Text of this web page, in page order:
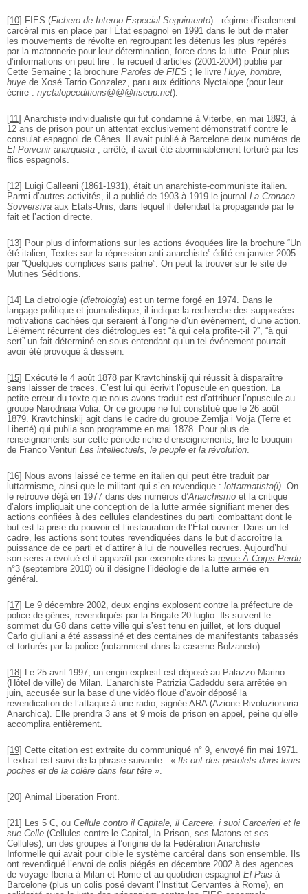
[10] FIES (Fichero de Interno Especial Seguimento) : régime d’isolement
carcéral mis en place par l’État espagnol en 1991 dans le but de mater
les mouvements de révolte en regroupant les détenus les plus repérés
par la matonnerie pour leur détermination, force dans la lutte. Pour plus
d’informations on peut lire : le recueil d’articles (2001-2004) publié par
Cette Semaine ; la brochure Paroles de FIES ; le livre Huye, hombre,
huye de Xosé Tarrio Gonzalez, paru aux éditions Nyctalope (pour leur
écrire : nyctalopeeditions@@@riseup.net).
[11] Anarchiste individualiste qui fut condamné à Viterbe, en mai 1893, à
12 ans de prison pour un attentat exclusivement démonstratif contre le
consulat espagnol de Gênes. Il avait publié à Barcelone deux numéros de
El Porvenir anarquista ; arrêté, il avait été abominablement torturé par les
flics espagnols.
[12] Luigi Galleani (1861-1931), était un anarchiste-communiste italien.
Parmi d’autres activités, il a publié de 1903 à 1919 le journal La Cronaca
Sovversiva aux Etats-Unis, dans lequel il défendait la propagande par le
fait et l’action directe.
[13] Pour plus d’informations sur les actions évoquées lire la brochure “Un
été italien, Textes sur la répression anti-anarchiste” édité en janvier 2005
par “Quelques complices sans patrie”. On peut la trouver sur le site de
Mutines Séditions.
[14] La dietrologie (dietrologia) est un terme forgé en 1974. Dans le
langage politique et journalistique, il indique la recherche des supposées
motivations cachées qui seraient à l’origine d’un événement, d’une action.
L’élément récurrent des diétrologues est “à qui cela profite-t-il ?”, “à qui
sert” un fait déterminé en sous-entendant qu’un tel événement pourrait
avoir été provoqué à dessein.
[15] Exécuté le 4 août 1878 par Kravtchinskij qui réussit à disparaître
sans laisser de traces. C’est lui qui écrivit l’opuscule en question. La
petite erreur du texte que nous avons traduit est d’attribuer l’opuscule au
groupe Narodnaia Volia. Or ce groupe ne fut constitué que le 26 août
1879. Kravtchinskij agit dans le cadre du groupe Zemlja i Volja (Terre et
Liberté) qui publia son programme en mai 1878. Pour plus de
renseignements sur cette période riche d’enseignements, lire le bouquin
de Franco Venturi Les intellectuels, le peuple et la révolution.
[16] Nous avons laissé ce terme en italien qui peut être traduit par
luttarmisme, ainsi que le militant qui s’en revendique : lottarmatista(i). On
le retrouve déjà en 1977 dans des numéros d’Anarchismo et la critique
d’alors impliquait une conception de la lutte armée signifiant mener des
actions confiées à des cellules clandestines du parti combattant dont le
but est la prise du pouvoir et l’instauration de l’État ouvrier. Dans un tel
cadre, les actions sont toutes revendiquées dans le but d’accroître la
puissance de ce parti et d’attirer à lui de nouvelles recrues. Aujourd’hui
son sens a évolué et il apparaît par exemple dans la revueÀ Corps Perdu
n°3 (septembre 2010) où il désigne l’idéologie de la lutte armée en
général.
[17] Le 9 décembre 2002, deux engins explosent contre la préfecture de
police de gênes, revendiqués par la Brigate 20 luglio. Ils suivent le
sommet du G8 dans cette ville qui s’est tenu en juillet, et lors duquel
Carlo giuliani a été assassiné et des centaines de manifestants tabassés
et torturés par la police (notamment dans la caserne Bolzaneto).
[18] Le 25 avril 1997, un engin explosif est déposé au Palazzo Marino
(Hôtel de ville) de Milan. L’anarchiste Patrizia Cadeddu sera arrêtée en
juin, accusée sur la base d’une vidéo floue d’avoir déposé la
revendication de l’attaque à une radio, signée ARA (Azione Rivoluzionaria
Anarchica). Elle prendra 3 ans et 9 mois de prison en appel, peine qu’elle
accomplira entièrement.
[19] Cette citation est extraite du communiqué n° 9, envoyé fin mai 1971.
L’extrait est suivi de la phrase suivante : « Ils ont des pistolets dans leurs
poches et de la colère dans leur tête ».
[20] Animal Liberation Front.
[21] Les 5 C, ou Cellule contro il Capitale, il Carcere, i suoi Carcerieri et le
sue Celle (Cellules contre le Capital, la Prison, ses Matons et ses
Cellules), un des groupes à l’origine de la Fédération Anarchiste
Informelle qui avait pour cible le système carcéral dans son ensemble. Ils
ont revendiqué l’envoi de colis piégés en décembre 2002 à des agences
de voyage Iberia à Milan et Rome et au quotidien espagnol El Pais à
Barcelone (plus un colis posé devant l’Institut Cervantes à Rome), en